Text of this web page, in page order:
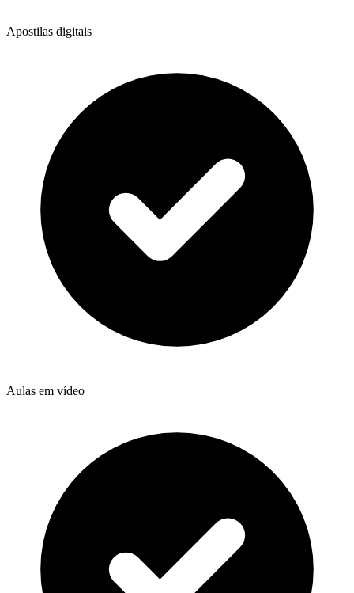
Apostilas digitais
Aulas em vídeo